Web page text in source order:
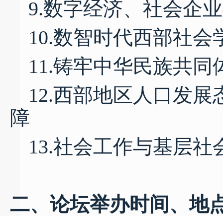
9.数字经济、社会企
10.数智时代西部社
11.铸牢中华民族共
12.西部地区人口发
障
13.社会工作与基层社
二、论坛举办时间、地